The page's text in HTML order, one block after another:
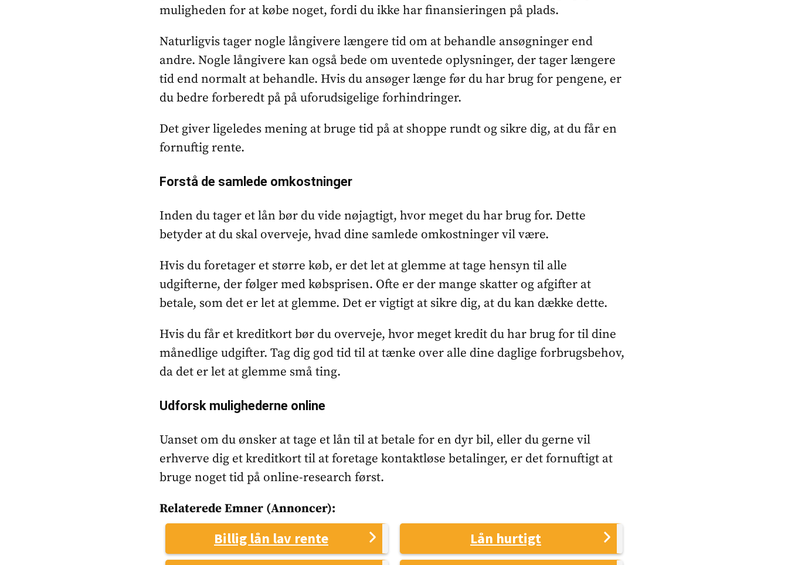
muligheden for at købe noget, fordi du ikke har finansieringen på plads.
Naturligvis tager nogle långivere længere tid om at behandle ansøgninger end
andre. Nogle långivere kan også bede om uventede oplysninger, der tager længere
tid end normalt at behandle. Hvis du ansøger længe før du har brug for pengene, er
du bedre forberedt på på uforudsigelige forhindringer.
Det giver ligeledes mening at bruge tid på at shoppe rundt og sikre dig, at du får en
fornuftig rente.
Forstå de samlede omkostninger
Inden du tager et lån bør du vide nøjagtigt, hvor meget du har brug for. Dette
betyder at du skal overveje, hvad dine samlede omkostninger vil være.
Hvis du foretager et større køb, er det let at glemme at tage hensyn til alle
udgifterne, der følger med købsprisen. Ofte er der mange skatter og afgifter at
betale, som det er let at glemme. Det er vigtigt at sikre dig, at du kan dække dette.
Hvis du får et kreditkort bør du overveje, hvor meget kredit du har brug for til dine
månedlige udgifter. Tag dig god tid til at tænke over alle dine daglige forbrugsbehov,
da det er let at glemme små ting.
Udforsk mulighederne online
Uanset om du ønsker at tage et lån til at betale for en dyr bil, eller du gerne vil
erhverve dig et kreditkort til at foretage kontaktløse betalinger, er det fornuftigt at
bruge noget tid på online-research først.
Relaterede Emner (annoncer):
Billig lån lav rente
Lån hurtigt